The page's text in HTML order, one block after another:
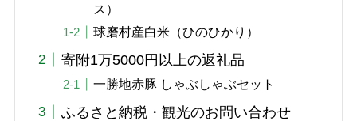
ス）
球磨村産白米（ひのひかり）
寄附1万5000円以上の返礼品
一勝地赤豚 しゃぶしゃぶセット
ふるさと納税・観光のお問い合わせ